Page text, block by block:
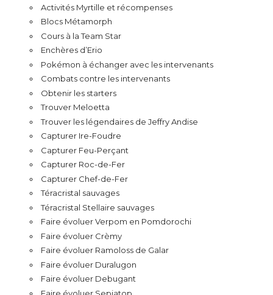
Activités Myrtille et récompenses
Blocs Métamorph
Cours à la Team Star
Enchères d’Erio
Pokémon à échanger avec les intervenants
Combats contre les intervenants
Obtenir les starters
Trouver Meloetta
Trouver les légendaires de Jeffry Andise
Capturer Ire-Foudre
Capturer Feu-Perçant
Capturer Roc-de-Fer
Capturer Chef-de-Fer
Téracristal sauvages
Téracristal Stellaire sauvages
Faire évoluer Verpom en Pomdorochi
Faire évoluer Crèmy
Faire évoluer Ramoloss de Galar
Faire évoluer Duralugon
Faire évoluer Debugant